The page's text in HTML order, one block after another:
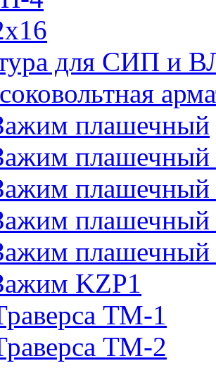
для СИП и
плашечный
плашечный
KZP1
ТМ-1
ТМ-2